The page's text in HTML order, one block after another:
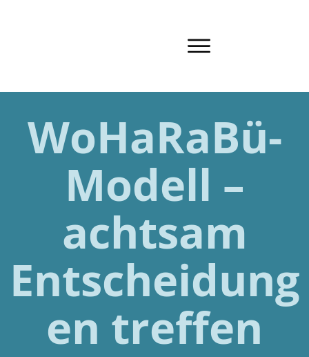
WoHaRaBü-
Modell –
achtsam
Entscheidung
en treffen